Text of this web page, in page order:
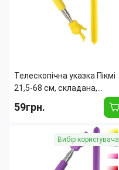
Телескопічна указка Пікмі
21,5-68 см, складана,
вигляді долоньки для
вчителів, лекцій Жовтий
59грн.
Страна производитель:Китай
Вибір користувача